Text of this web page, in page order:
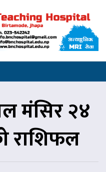
मंसिर २४
राशिफल